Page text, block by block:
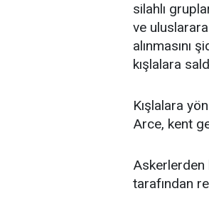
silahlı
ve
alınmasını
kışlalara
Kışlalara
Arce, kent
Askerlerden
tarafından